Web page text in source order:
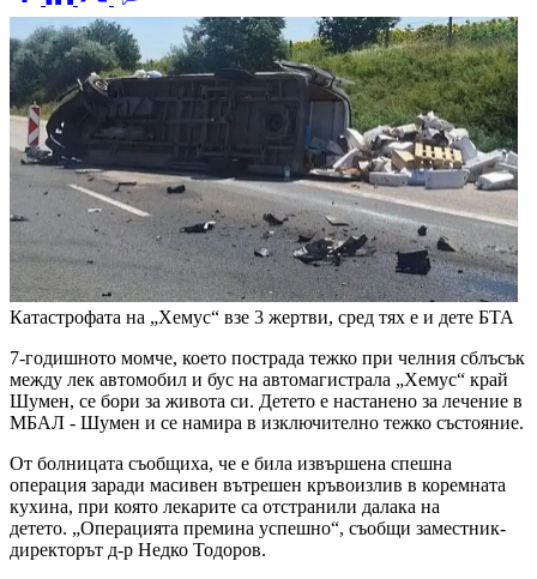
Катастрофата на „Хемус“ взе 3 жертви, сред тях е и дете БТА
7-годишното момче, което пострада тежко при челния сблъсък
между лек автомобил и бус на автомагистрала „Хемус“ край
Шумен, се бори за живота си. Детето е настанено за лечение в
МБАЛ - Шумен и се намира в изключително тежко състояние.
От болницата съобщиха, че е била извършена спешна
операция заради масивен вътрешен кръвоизлив в коремната
кухина, при която лекарите са отстранили далака на
детето. „Операцията премина успешно“, съобщи заместник-
директорът д-р Недко Тодоров.